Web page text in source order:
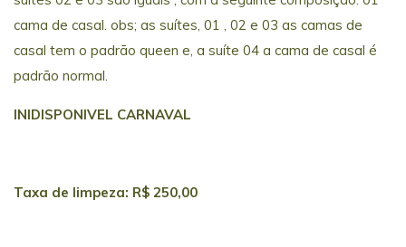
cama de casal. obs; as suítes, 01 , 02 e 03 as camas de
casal tem o padrão queen e, a suíte 04 a cama de casal é
padrão normal.
INIDISPONIVEL CARNAVAL
Taxa de limpeza: R$ 250,00